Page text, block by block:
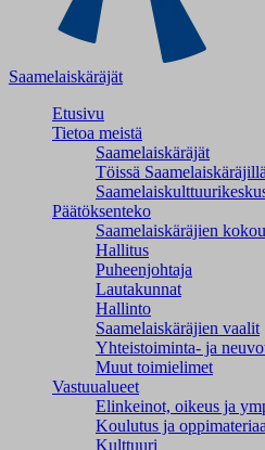
Saamelaiskäräjät
Etusivu
Tietoa meistä
Saamelaiskäräjät
Töissä Saamelaiskäräjillä
Päätöksenteko
Saamelaiskäräjien
Hallitus
Puheenjohtaja
Lautakunnat
Hallinto
Saamelaiskäräjien vaalit
Yhteistoiminta- ja
Muut toimielimet
Vastuualueet
Elinkeinot, oikeus ja
Koulutus ja
Kulttuuri